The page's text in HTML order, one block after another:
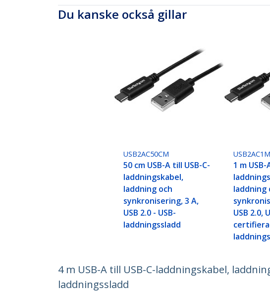
Du kanske också gillar
USB2AC50CM
50 cm USB-A till USB-C-
laddningskabel,
laddning och
synkronisering, 3 A,
USB 2.0 - USB-
laddningssladd
USB2AC1M
1 m
laddning
USB 2.0,
4 m USB-A till USB-C-laddningskabel,
laddningssladd